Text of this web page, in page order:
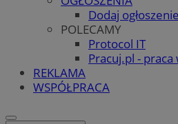
Dodaj ogłoszenie
POLECAMY
Protocol IT
Pracuj.pl - praca
REKLAMA
WSPÓŁPRACA